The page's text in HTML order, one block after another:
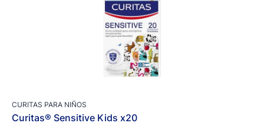
CURITAS PARA NIÑOS
Curitas® Sensitive Kids x20